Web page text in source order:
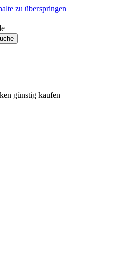
zu überspringen
günstig kaufen